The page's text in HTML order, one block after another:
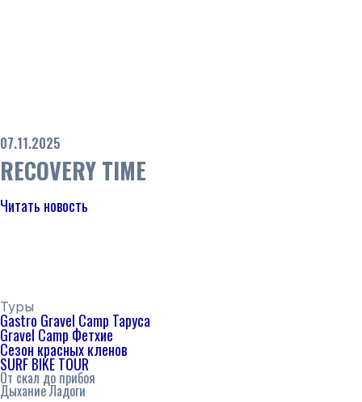
07.11.2025
RECOVERY TIME
Читать новость
Туры
Gastro Gravel Camp Таруса
Gravel Camp Фетхие
Сезон красных кленов
SURF BIKE TOUR
От скал до прибоя
Дыхание Ладоги